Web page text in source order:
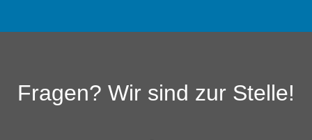
Fragen? Wir sind zur Stelle!